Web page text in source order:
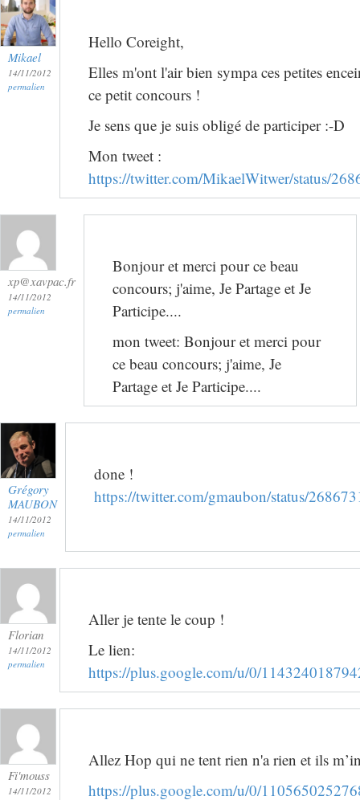
Mikael
14/11/2012
permalien
Hello Coreight,
Elles m'ont l'air bien sympa ces petites
ce petit concours !
Je sens que je suis obligé de participer :-D
Mon tweet :
https://twitter.com/MikaelWitwer/status/
xp@xavpac.fr
14/11/2012
permalien
Bonjour et merci pour ce beau
concours; j'aime, Je Partage et Je
Participe....
mon tweet: Bonjour et merci pour
ce beau concours; j'aime, Je
Partage et Je Participe....
Grégory
MAUBON
14/11/2012
permalien
done !
https://twitter.com/gmaubon/status/
Florian
14/11/2012
permalien
Aller je tente le coup !
Le lien:
https://plus.google.com/u/0/
Fi'mouss
14/11/2012
Allez Hop qui ne tent rien n'a rien et ils
https://plus.google.com/u/0/